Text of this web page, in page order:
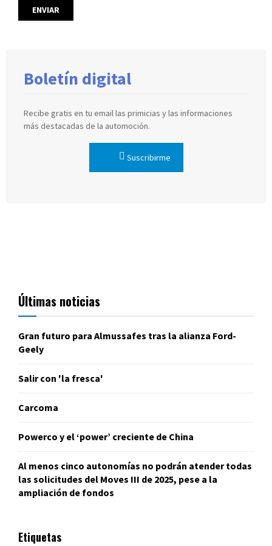
Boletín digital
Recibe gratis en tu email las primicias y las informaciones
más destacadas de la automoción.
Suscribirme
Últimas noticias
Gran futuro para Almussafes tras la alianza Ford-
Geely
Salir con 'la fresca'
Carcoma
Powerco y el ‘power’ creciente de China
Al menos cinco autonomías no podrán atender todas
las solicitudes del Moves III de 2025, pese a la
ampliación de fondos
Etiquetas